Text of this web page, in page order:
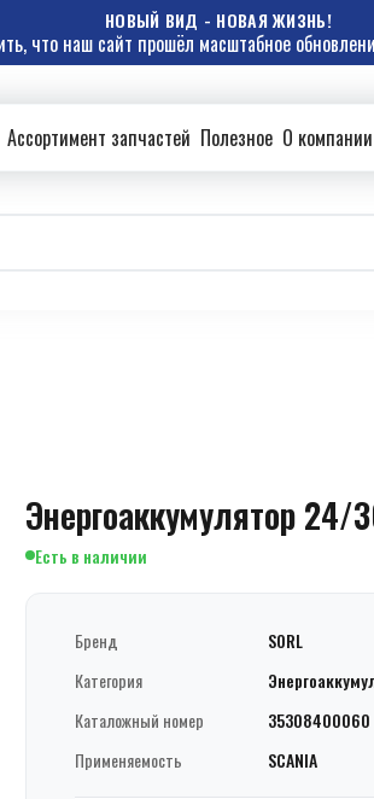
НОВЫЙ ВИД - НОВАЯ ЖИЗНЬ!
что наш сайт прошёл масштабное
Ассортимент запчастей Полезное О компании
Энергоаккумулятор 24/
Есть в наличии
Бренд SORL
Категория
Каталожный номер
35308400060
Применяемость
SCANIA